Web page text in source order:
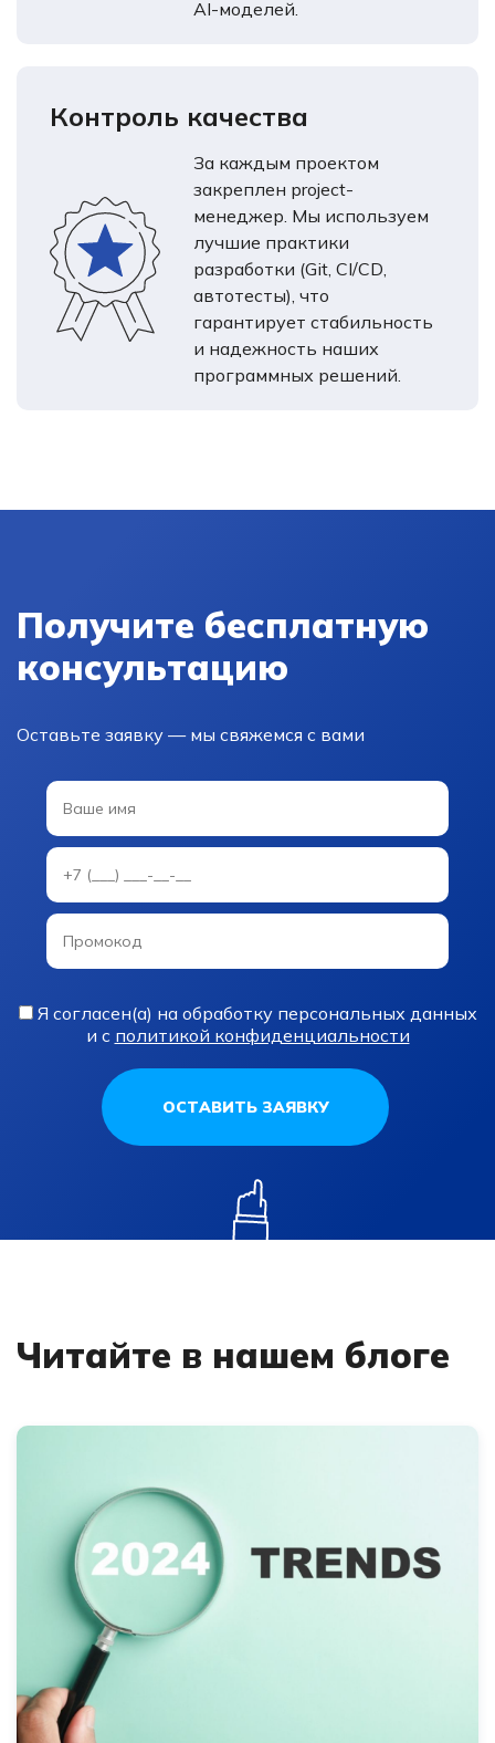
AI-моделей.
Контроль качества
За каждым проектом
закреплен project-
менеджер. Мы используем
лучшие практики
разработки (Git, CI/CD,
автотесты), что
гарантирует стабильность
и надежность наших
программных решений.
Получите бесплатную
консультацию
Оставьте заявку — мы свяжемся с вами
Я согласен(а) на обработку персональных данных
и с политикой конфиденциальности
ОСТАВИТЬ ЗАЯВКУ
Читайте в нашем блоге